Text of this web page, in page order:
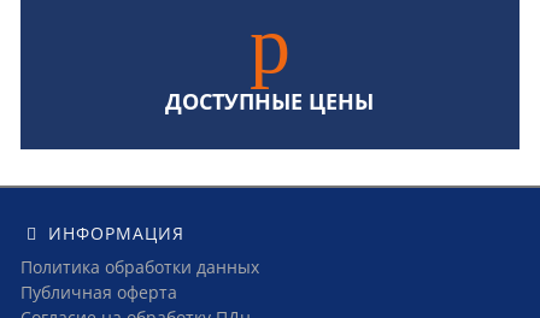
ДОСТУПНЫЕ ЦЕНЫ
ИНФОРМАЦИЯ
Политика обработки данных
Публичная оферта